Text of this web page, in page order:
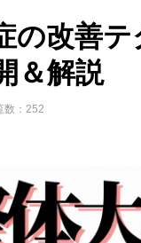
の改善
＆解説
数：252